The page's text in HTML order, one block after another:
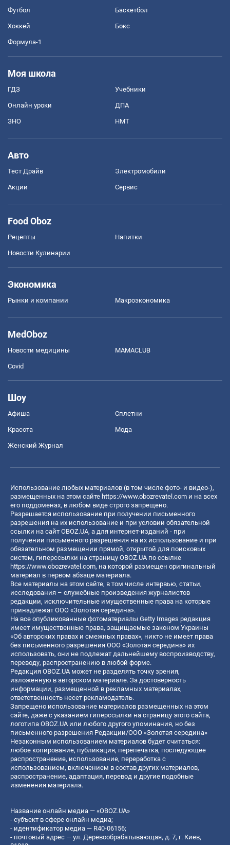
Футбол Баскетбол
Хоккей Бокс
Формула-1
Моя школа
ГДЗ Учебники
Онлайн уроки ДПА
ЗНО НМТ
Авто
Тест Драйв Электромобили
Акции Сервис
Food Oboz
Рецепты Напитки
Новости Кулинарии
Экономика
Рынки и компании Mакроэкономика
MedOboz
Новости медицины MAMACLUB
Covid
Шоу
Афиша Сплетни
Красота Мода
Женский Журнал
Использование любых материалов (в том числе фото- и видео-),
размещенных на этом сайте https://www.obozrevatel.com и на всех
его поддоменах, в любом виде строго запрещено.
Разрешается использование при получении письменного
разрешения на их использование и при условии обязательной
ссылки на сайт OBOZ.UA, а для интернет-изданий - при
получении письменного разрешения на их использование и при
обязательном размещении прямой, открытой для поисковых
систем, гиперссылки на страницу OBOZ.UA по ссылке
https://www.obozrevatel.com, на которой размещен оригинальный
материал в первом абзаце материала.
Все материалы на этом сайте, в том числе интервью, статьи,
исследования – служебные произведения журналистов
редакции, исключительные имущественные права на которые
принадлежат ООО «Золотая середина».
На все опубликованные фотоматериалы Getty Images редакция
имеет имущественные права, защищаемые законом Украины
«Об авторских правах и смежных правах», никто не имеет права
без письменного разрешения ООО «Золотая середина» их
использовать, они не подлежат дальнейшему воспроизводству,
переводу, распространению в любой форме.
Редакция OBOZ.UA может не разделять точку зрения,
изложенную в авторском материале. За достоверность
информации, размещенной в рекламных материалах,
ответственность несет рекламодатель.
Запрещено использование материалов размещенных на этом
сайте, даже с указанием гиперссылки на страницу этого сайта,
логотипа OBOZ.UA или любого другого упоминания, но без
письменного разрешения Редакции/ООО «Золотая середина»
Незаконным использованием материалов будет считаться:
любое копирование, публикация, перепечатка, последующее
распространение, использование, переработка с
использованием, включением в состав других материалов,
распространение, адаптация, перевод и другие подобные
изменения материала.
Название онлайн медиа — «OBOZ.UA»
- субъект в сфере онлайн медиа;
- идентификатор медиа — R40-06156;
- почтовый адрес — ул. Деревообрабатывающая, д. 7, г. Киев,